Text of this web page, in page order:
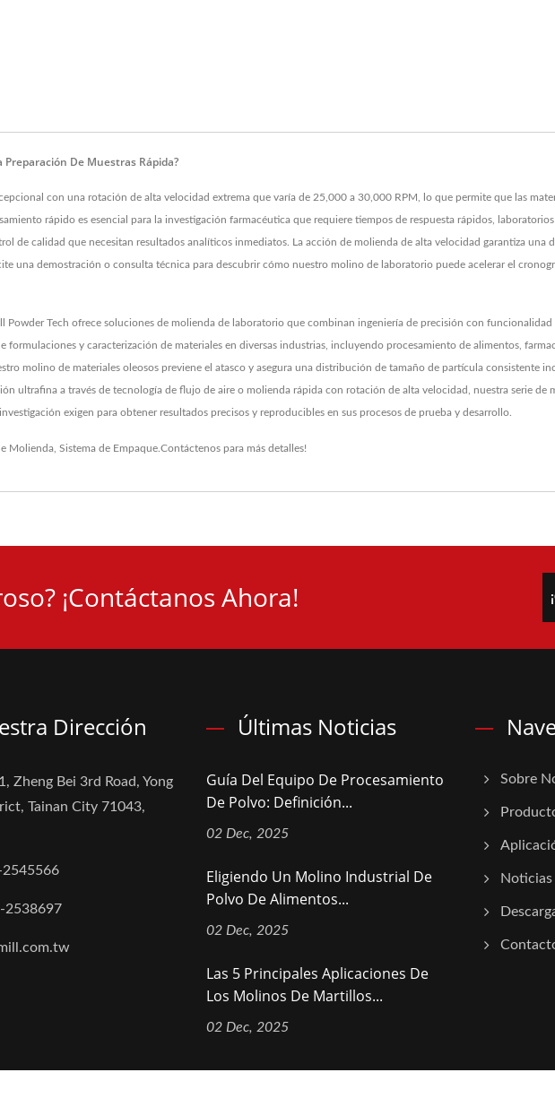
De Muestras Rápida?
con una rotación de alta velocidad extrema que varía de 25,000 a 30,000 RPM, lo que permite que las
rápido es esencial para la investigación farmacéutica que requiere tiempos de respuesta rápidos,
de calidad que necesitan resultados analíticos inmediatos. La acción de molienda de alta velocidad garantiza una
una demostración o consulta técnica para descubrir cómo nuestro molino de laboratorio puede acelerar el
Powder Tech ofrece soluciones de molienda de laboratorio que combinan ingeniería de precisión con
formulaciones y caracterización de materiales en diversas industrias, incluyendo procesamiento de alimentos,
molino de materiales oleosos previene el atasco y asegura una distribución de tamaño de partícula consistente
ultrafina a través de tecnología de flujo de aire o molienda rápida con rotación de alta velocidad, nuestra serie de
exigen para obtener resultados precisos y reproducibles en sus procesos de prueba y desarrollo.
Molienda Sistema de Empaque Contáctenos para más detalles!
¡Contáctanos Ahora!
Dirección
Zheng Bei 3rd Road, Yong
Tainan City 71043,
2538697
Últimas Noticias
Guía Del Equipo De Procesamiento
De Polvo: Definición...
02 Dec, 2025
Eligiendo Un Molino Industrial De
Polvo De Alimentos...
02 Dec, 2025
Las 5 Principales Aplicaciones De
Los Molinos De Martillos...
02 Dec, 2025
Sobre
Noticias